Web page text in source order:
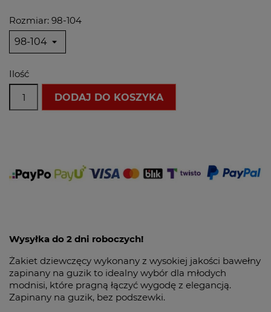
Rozmiar: 98-104
Ilość
DODAJ DO KOSZYKA
Wysyłka do 2 dni roboczych!
Żakiet dziewczęcy wykonany z wysokiej jakości bawełny
zapinany na guzik to idealny wybór dla młodych
modnisi, które pragną łączyć wygodę z elegancją.
Zapinany na guzik, bez podszewki.